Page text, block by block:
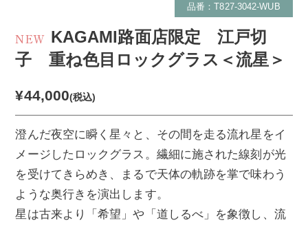
品番：T827-3042-WUB
NEW KAGAMI路面店限定 江戸切
子 重ね色目ロックグラス＜流星＞
¥44,000(税込)
澄んだ夜空に瞬く星々と、その間を走る流れ星をイ
メージしたロックグラス。繊細に施された線刻が光
を受けてきらめき、まるで天体の軌跡を掌で味わう
ような奥行きを演出します。
星は古来より「希望」や「道しるべ」を象徴し、流